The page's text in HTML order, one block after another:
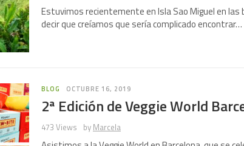
Estuvimos recientemente en Isla Sao Miguel en
decir que creíamos que sería complicado encontrar…
BLOG OCTUBRE 16, 2019
2ª Edición de Veggie World
473 Views by Marcela